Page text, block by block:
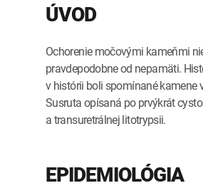
ÚVOD
Ochorenie močovými kameňmi
pravdepodobne od nepamäti.
v histórii boli spomínané kamene
Susruta opísaná po prvýkrát
a transuretrálnej litotrypsii.
EPIDEMIOLÓGIA